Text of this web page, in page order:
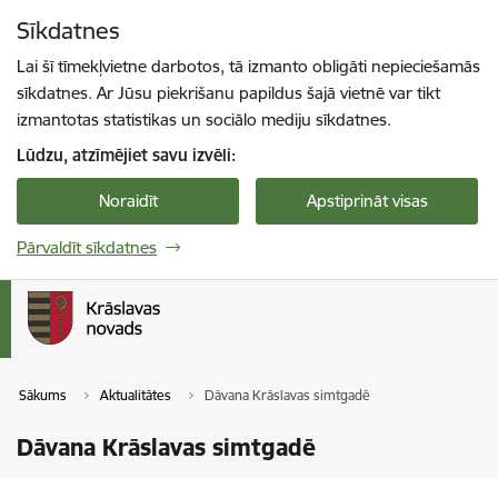
Sīkdatnes
Lai šī tīmekļvietne darbotos, tā izmanto obligāti nepieciešamās
sīkdatnes. Ar Jūsu piekrišanu papildus šajā vietnē var tikt
izmantotas statistikas un sociālo mediju sīkdatnes.
Lūdzu, atzīmējiet savu izvēli:
Noraidīt Apstiprināt visas
Pārvaldīt sīkdatnes
Sākums Aktualitātes Dāvana Krāslavas simtgadē
Dāvana Krāslavas simtgadē